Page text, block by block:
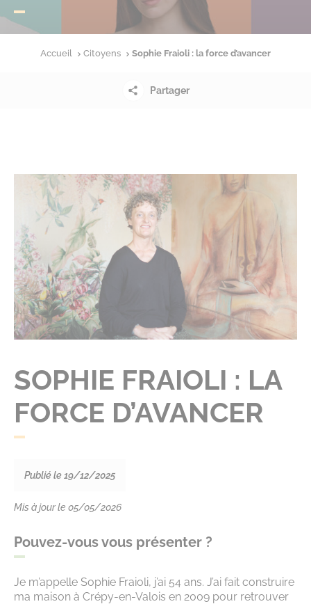
Accueil Citoyens Sophie Fraioli : la force d’avancer
Partager
SOPHIE FRAIOLI : LA
FORCE D’AVANCER
Publié le 19/12/2025
Mis à jour le 05/05/2026
Pouvez-vous vous présenter ?
Je m’appelle Sophie Fraioli, j’ai 54 ans. J’ai fait construire
ma maison à Crépy-en-Valois en 2009 pour retrouver